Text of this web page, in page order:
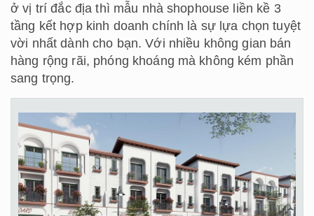
ở vị trí đắc địa thì mẫu nhà shophouse liền kề 3
tầng kết hợp kinh doanh chính là sự lựa chọn tuyệt
vời nhất dành cho bạn. Với nhiều không gian bán
hàng rộng rãi, phóng khoáng mà không kém phần
sang trọng.